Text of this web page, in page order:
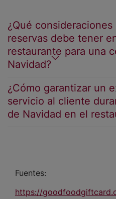
¿Qué
reservas debe tener
restaurante para una
Navidad?
¿Cómo garantizar un
servicio al cliente
de Navidad en el
Fuentes:
https://